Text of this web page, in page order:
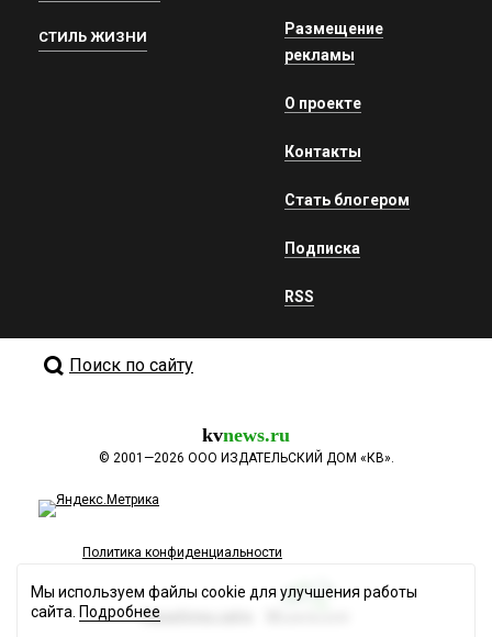
СТИЛЬ ЖИЗНИ
Размещение
рекламы
О проекте
Контакты
Стать блогером
Подписка
RSS
Поиск по сайту
kvnews.ru
© 2001—2026 ООО ИЗДАТЕЛЬСКИЙ ДОМ «КВ».
Политика конфиденциальности
Разработка сайта
Мы используем файлы cookie для улучшения работы
сайта. Подробнее